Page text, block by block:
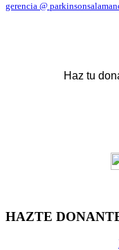
gerencia @
Haz tu
HAZTE